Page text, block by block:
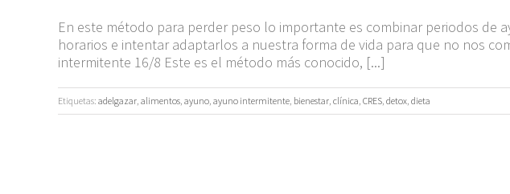
En este método para perder peso lo importante es combinar periodos
horarios e intentar adaptarlos a nuestra forma de vida para que no nos
intermitente 16/8 Este es el método más conocido, [...]
Etiquetas: adelgazar, alimentos, ayuno, ayuno intermitente, bienestar, clínica, CRES, detox, dieta